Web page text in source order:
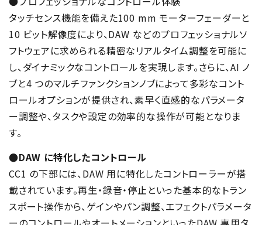
タッチセンス機能を備えた100 mm モーターフェーダーと
10 ビット解像度により、DAW などのプロフェッショナルソ
フトウェアに求められる精密なリアルタイム調整を可能に
し、ダイナミックなコントロールを実現します。さらに、AI ノ
ブと4 つのマルチファンクションノブによって多彩なコント
ロールオプションが提供され、素早く直感的なパラメータ
ー調整や、タスクや設定の効率的な操作が可能となりま
す。
●DAW に特化したコントロール
CC1 の下部には、DAW ⽤に特化したコントローラーが搭
載されています。再⽣・録⾳・停⽌といった基本的なトラン
スポート操作から、ゲインやパン調整、エフェクトパラメータ